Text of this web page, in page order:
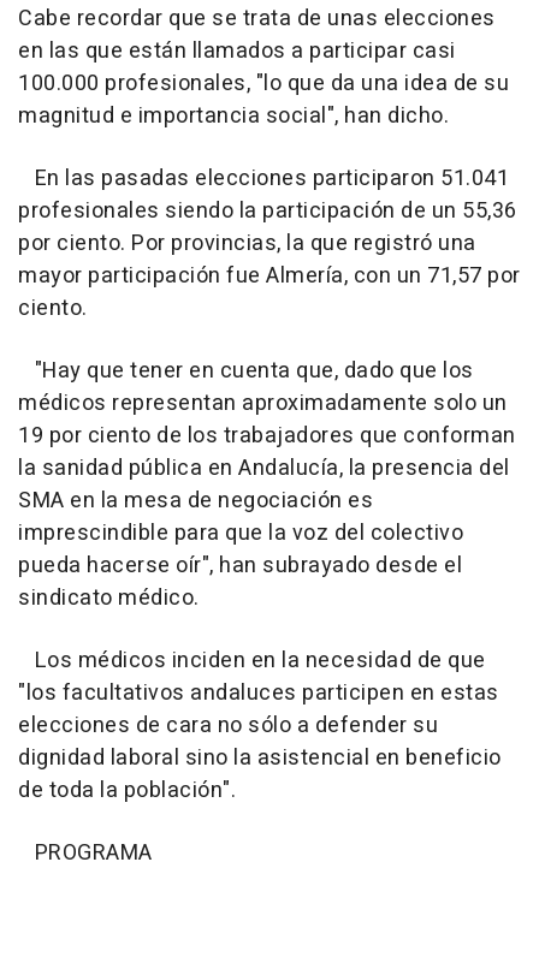
Cabe recordar que se trata de unas elecciones
en las que están llamados a participar casi
100.000 profesionales, "lo que da una idea de su
magnitud e importancia social", han dicho.
En las pasadas elecciones participaron 51.041
profesionales siendo la participación de un 55,36
por ciento. Por provincias, la que registró una
mayor participación fue Almería, con un 71,57 por
ciento.
"Hay que tener en cuenta que, dado que los
médicos representan aproximadamente solo un
19 por ciento de los trabajadores que conforman
la sanidad pública en Andalucía, la presencia del
SMA en la mesa de negociación es
imprescindible para que la voz del colectivo
pueda hacerse oír", han subrayado desde el
sindicato médico.
Los médicos inciden en la necesidad de que
"los facultativos andaluces participen en estas
elecciones de cara no sólo a defender su
dignidad laboral sino la asistencial en beneficio
de toda la población".
PROGRAMA